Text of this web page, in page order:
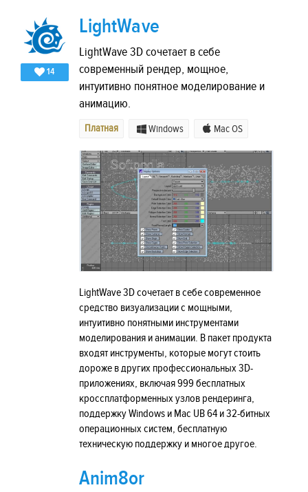
14
LightWave
LightWave 3D сочетает в себе
современный рендер, мощное,
интуитивно понятное моделирование и
анимацию.
Платная Windows Mac OS
LightWave 3D сочетает в себе современное
средство визуализации с мощными,
интуитивно понятными инструментами
моделирования и анимации. В пакет продукта
входят инструменты, которые могут стоить
дороже в других профессиональных 3D-
приложениях, включая 999 бесплатных
кроссплатформенных узлов рендеринга,
поддержку Windows и Mac UB 64 и 32-битных
операционных систем, бесплатную
техническую поддержку и многое другое.
Anim8or